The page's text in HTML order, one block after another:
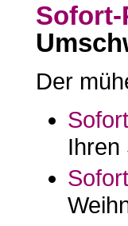
Sofort-
Der
Ihren